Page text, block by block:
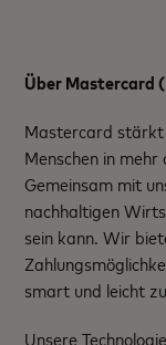
Über Mastercard
Mastercard
Menschen in
Gemeinsam mit
nachhaltigen
sein kann. Wir
smart und leicht
Unsere